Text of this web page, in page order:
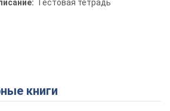
Тестовая тетрадь
книги